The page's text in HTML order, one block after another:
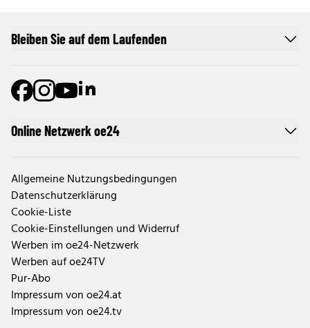
Online Netzwerk oe24
Allgemeine Nutzungsbedingungen
Datenschutzerklärung
Cookie-Liste
Cookie-Einstellungen und Widerruf
Werben im oe24-Netzwerk
Werben auf oe24TV
Pur-Abo
Impressum von oe24.at
Impressum von oe24.tv
Bleiben Sie auf dem Laufenden